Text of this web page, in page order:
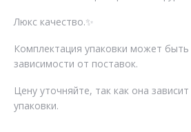
Люкс качество.✨
Комплектация упаковки может быть
зависимости от поставок.
Цену уточняйте, так как она
упаковки.